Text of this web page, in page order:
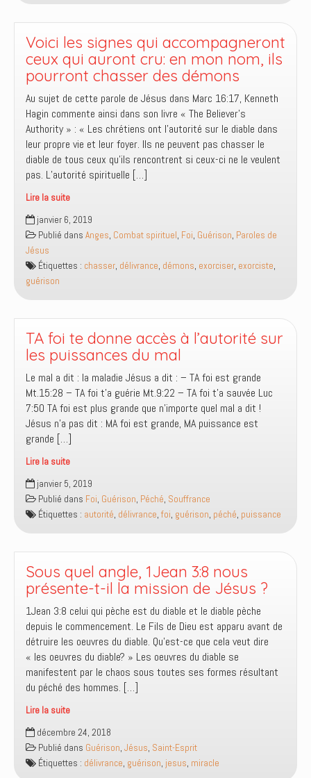
et
de
l’incrédulité
Voici les signes qui accompagneront
ceux qui auront cru: en mon nom, ils
pourront chasser des démons
Au sujet de cette parole de Jésus dans Marc 16:17, Kenneth
Hagin commente ainsi dans son livre « The Believer’s
Authority » : « Les chrétiens ont l’autorité sur le diable dans
leur propre vie et leur foyer. Ils ne peuvent pas chasser le
diable de tous ceux qu’ils rencontrent si ceux-ci ne le veulent
pas. L’autorité spirituelle […]
Lire la suite
Voici
les
signes
qui
accompagneront
ceux
auront
cru:
en
mon
nom,
ils
pourront
chasser
des
démons
janvier 6, 2019
Publié dans Anges, Combat spirituel, Foi, Guérison, Paroles de
Jésus
Étiquettes : chasser, délivrance, démons, exorciser, exorciste,
guérison
TA foi te donne accès à l’autorité sur
les puissances du mal
Le mal a dit : la maladie Jésus a dit : – TA foi est grande
Mt.15:28 – TA foi t’a guérie Mt.9:22 – TA foi t’a sauvée Luc
7:50 TA foi est plus grande que n’importe quel mal a dit !
Jésus n’a pas dit : MA foi est grande, MA puissance est
grande […]
Lire la suite
TA
foi
te
donne
à
l’autorité
sur
les
puissances
du
mal
janvier 5, 2019
Publié dans Foi, Guérison, Péché, Souffrance
Étiquettes : autorité, délivrance, foi, guérison, péché, puissance
Sous quel angle, 1Jean 3:8 nous
présente-t-il la mission de Jésus ?
1Jean 3:8 celui qui pèche est du diable et le diable pèche
depuis le commencement. Le Fils de Dieu est apparu avant de
détruire les oeuvres du diable. Qu’est-ce que cela veut dire
« les oeuvres du diable? » Les oeuvres du diable se
manifestent par le chaos sous toutes ses formes résultant
du péché des hommes. […]
Lire la suite
Sous
quel
angle,
1Jean
décembre 24, 2018
Publié dans Guérison, Jésus, Saint-Esprit
Étiquettes : délivrance, guérison, jesus, miracle